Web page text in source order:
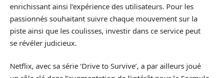
enrichissant ainsi l’expérience des utilisateurs. Pour les
passionnés souhaitant suivre chaque mouvement sur la
piste ainsi que les coulisses, investir dans ce service peut
se révéler judicieux.
Netflix, avec sa série ‘Drive to Survive’, a par ailleurs joué